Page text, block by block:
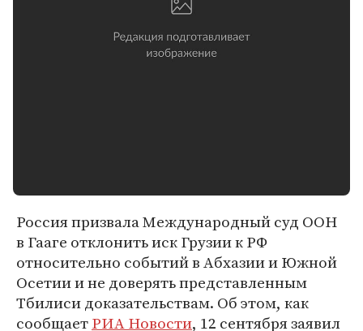
Россия призвала Международный суд ООН
в Гааге отклонить иск Грузии к РФ
относительно событий в Абхазии и Южной
Осетии и не доверять представленным
Тбилиси доказательствам. Об этом, как
сообщаетРИА Новости, 12 сентября заявил